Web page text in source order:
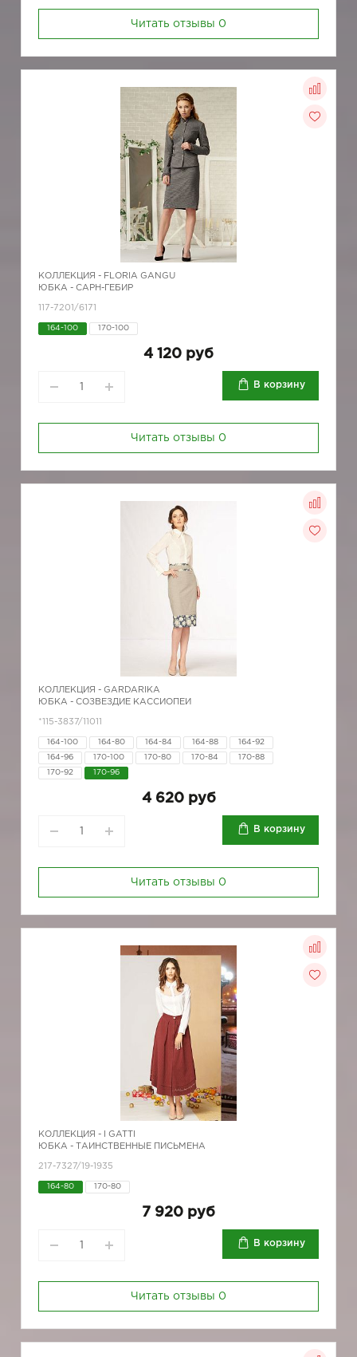
Читать отзывы 0
КОЛЛЕКЦИЯ - FLORIA GANGU
ЮБКА - САРН-ГЕБИР
117-7201/6171
164-100 170-100
4 120 руб
В корзину
Читать отзывы 0
КОЛЛЕКЦИЯ - GARDARIKA
ЮБКА - СОЗВЕЗДИЕ КАССИОПЕИ
*115-3837/11011
164-100 164-80 164-84 164-88 164-92
164-96 170-100 170-80 170-84 170-88
170-92 170-96
4 620 руб
В корзину
Читать отзывы 0
КОЛЛЕКЦИЯ -
I GATTI
ЮБКА - ТАИНСТВЕННЫЕ ПИСЬМЕНА
217-7327/19-1935
164-80 170-80
7 920 руб
В корзину
Читать отзывы 0